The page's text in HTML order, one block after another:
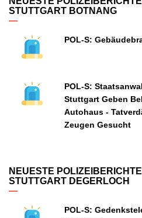
STUTTGART BOTNANG
POL-S:
POL-S:
Stuttgart Geben
Autohaus -
Zeugen Gesucht
NEUESTE POLIZEIBERICHTE
STUTTGART DEGERLOCH
POL-S: